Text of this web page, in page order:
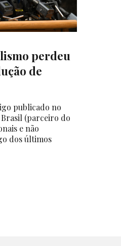
perdeu
de
publicado no
(parceiro do
e não
dos últimos